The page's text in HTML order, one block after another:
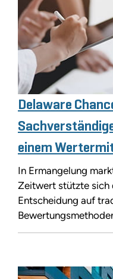
Delaware
einem
In Ermangelung
Zeitwert stützte sich
Entscheidung auf